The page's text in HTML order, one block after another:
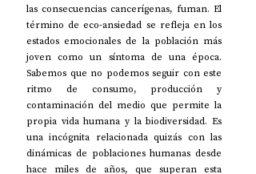
las consecuencias cancerígenas, fuman. El
término de eco-ansiedad se refleja en los
estados emocionales de la población más
joven como un síntoma de una época.
Sabemos que no podemos seguir con este
ritmo de consumo, producción y
contaminación del medio que permite la
propia vida humana y la biodiversidad. Es
una incógnita relacionada quizás con las
dinámicas de poblaciones humanas desde
hace miles de años, que superan esta